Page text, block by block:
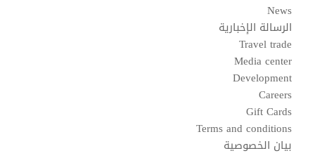
News
الرسالة الإخبارية
Travel trade
Media center
Development
Careers
Gift Cards
Terms and conditions
بيان الخصوصية